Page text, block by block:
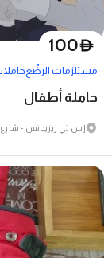
D
100
مستلزمات الرضّع
حاملة أطفال